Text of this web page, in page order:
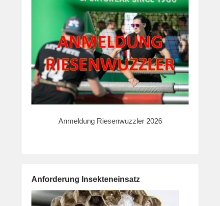
Anmeldung Riesenwuzzler 2026
Anforderung Insekteneinsatz